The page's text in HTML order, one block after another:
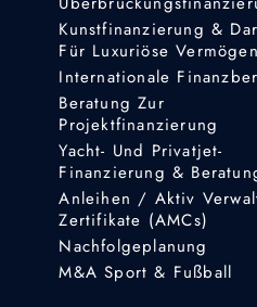
Kunstfinanzierung &
Für Luxuriöse
Internationale
Beratung Zur
Projektfinanzierung
Yacht- Und Privatjet-
Finanzierung &
Anleihen / Aktiv
Zertifikate (AMCs)
Nachfolgeplanung
M&A Sport & Fußball